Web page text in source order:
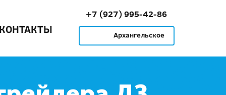
+7 (927) 995-42-86
Архангельское